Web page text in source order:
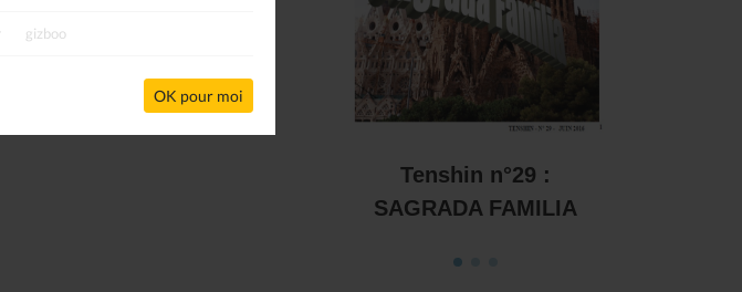
gizboo
OK pour moi
SAGRADA FAMILIA
Tenshin n°28 : Résiste